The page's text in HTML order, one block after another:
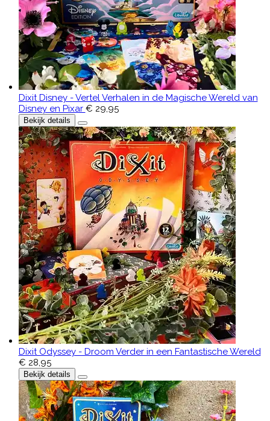
Dixit Disney - Vertel Verhalen in de Magische Wereld van
Disney en Pixar € 29,95
Bekijk details
Dixit Odyssey - Droom Verder in een Fantastische Wereld
€ 28,95
Bekijk details